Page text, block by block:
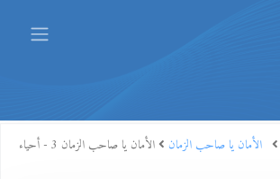
الأمان يا صاحب الزمان
الأمان يا صاحب الزمان 3 - أحياء